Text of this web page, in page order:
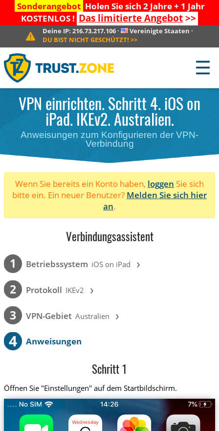
Sonderangebot Holen Sie sich 2 Jahre + 1 Jahr
KOSTENLOS ! Das limitierte Angebot>>
Deine IP: 216.73.217.106· Vereinigte Staaten ·
DU BIST NICHT GESCHÜTZT! >>
☰
VPN einrichten. Schritt 4. iOS on
iPad. IKEv2. Australien.
Anweisungen zum Konfigurieren der VPN-
Verbindung
Wenn Sie bereits ein Konto haben, loggen Sie sich
bitte ein. Ein neuer Benutzer? Melden Sie sich hier
an.
Verbindungsassistent
1 Betriebssystem iOS on iPad ›
2 Protokoll IKEv2 ›
3 VPN-Gebiet Australien ›
4 Anweisungen
Schritt 1
Öffnen Sie "Einstellungen" auf dem Startbildschirm.